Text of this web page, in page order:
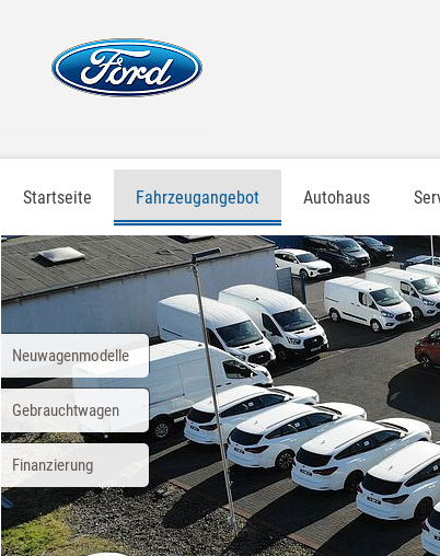
Startseite Fahrzeugangebot Autohaus
Neuwagenmodelle
Gebrauchtwagen
Finanzierung